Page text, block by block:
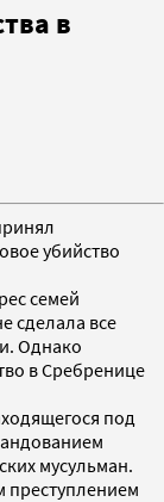
в
убийство
семей
сделала все
Однако
в Сребренице
под
мусульман.
преступлением